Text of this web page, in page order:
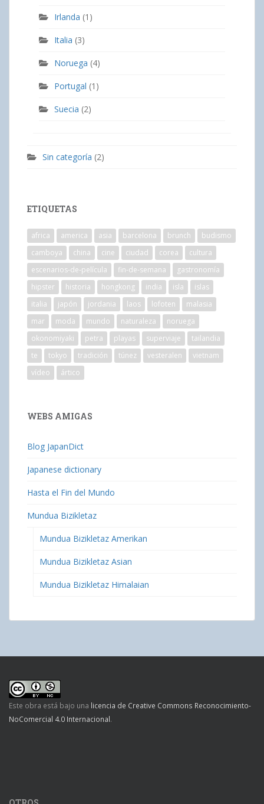
Irlanda (1)
Italia (3)
Noruega (4)
Portugal (1)
Suecia (2)
Sin categoría (2)
ETIQUETAS
africa america asia barcelona brunch
budismo
camboya
china cine ciudad corea
cultura
escenarios-de-película
fin-de-semana
gastronomía
hipster
historia hongkong india isla
islas
italia
japón jordania laos lofoten
malasia
mar
moda mundo naturaleza
noruega
okonomiyaki
petra playas superviaje
tailandia
te
tokyo tradición túnez vesteralen
vietnam
vídeo
ártico
WEBS AMIGAS
Blog JapanDict
Japanese dictionary
Hasta el Fin del Mundo
Mundua Bizikletaz
Mundua Bizikletaz Amerikan
Mundua Bizikletaz Asian
Mundua Bizikletaz Himalaian
Este obra está bajo una licencia de Creative Commons Reconocimiento-
NoComercial 4.0 Internacional.